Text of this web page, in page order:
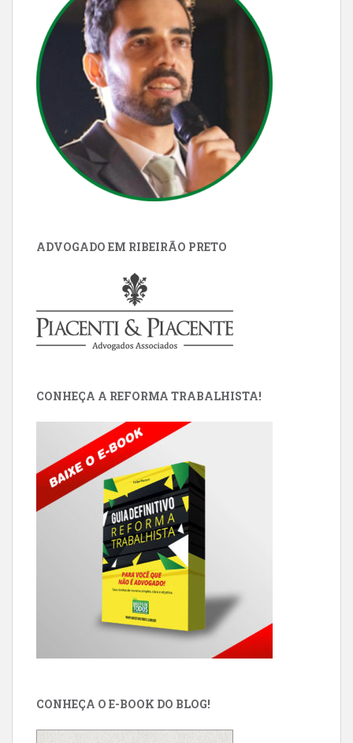
ADVOGADO EM RIBEIRÃO PRETO
CONHEÇA A REFORMA TRABALHISTA!
CONHEÇA O E-BOOK DO BLOG!